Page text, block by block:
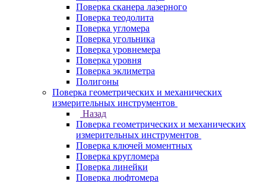
Поверка сканера лазерного
Поверка теодолита
Поверка угломера
Поверка угольника
Поверка уровнемера
Поверка уровня
Поверка эклиметра
Полигоны
Поверка геометрических и механических
измерительных инструментов
Назад
Поверка геометрических и механических
измерительных инструментов
Поверка ключей моментных
Поверка кругломера
Поверка линейки
Поверка люфтомера